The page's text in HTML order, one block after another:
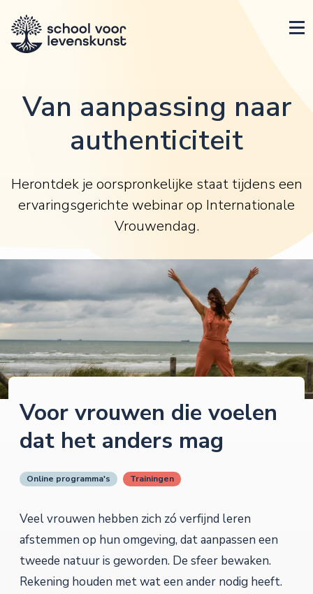
Van aanpassing naar
authenticiteit
Herontdek je oorspronkelijke staat tijdens een
ervaringsgerichte webinar op Internationale
Vrouwendag.
Voor vrouwen die voelen
dat het anders mag
Online programma's Trainingen
Veel vrouwen hebben zich zó verfijnd leren
afstemmen op hun omgeving, dat aanpassen een
tweede natuur is geworden. De sfeer bewaken.
Rekening houden met wat een ander nodig heeft.